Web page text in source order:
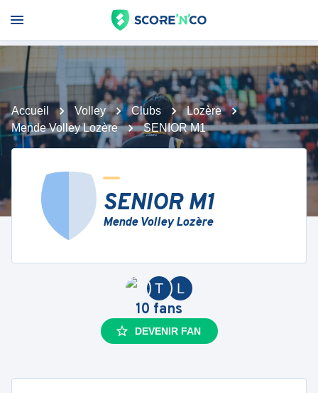
Accueil Volley Clubs
Lozère
Mende Volley Lozère
SENIOR M1
SENIOR M1
Mende Volley Lozère
L
T
10 fans
DEVENIR FAN